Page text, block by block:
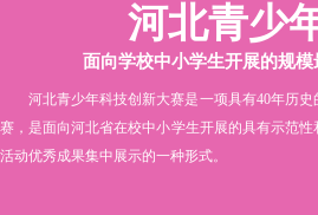
河北青少
面向学校中小学生开展的规
河北青少年科技创新大赛是一项具有40年历
赛，是面向河北省在校中小学生开展的具有示范
活动优秀成果集中展示的一种形式。